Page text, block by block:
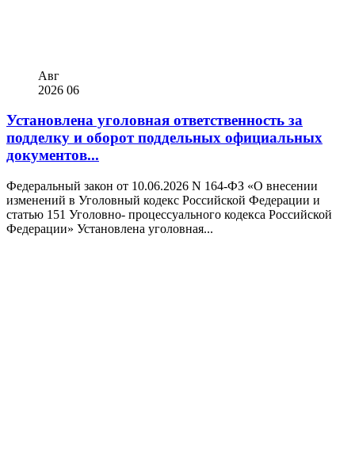
Авг
2026 06
Установлена уголовная ответственность за
подделку и оборот поддельных официальных
документов...
Федеральный закон от 10.06.2026 N 164-ФЗ «О внесении
изменений в Уголовный кодекс Российской Федерации и
статью 151 Уголовно- процессуального кодекса Российской
Федерации» Установлена уголовная...